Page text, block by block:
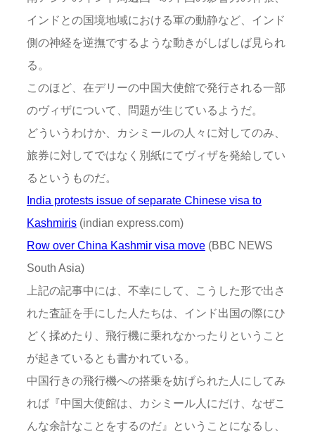
インドとの国境地域における軍の動静など、インド
側の神経を逆撫でするような動きがしばしば見られ
る。
このほど、在デリーの中国大使館で発行される一部
のヴィザについて、問題が生じているようだ。
どういうわけか、カシミールの人々に対してのみ、
旅券に対してではなく別紙にてヴィザを発給してい
るというものだ。
India protests issue of separate Chinese visa to
Kashmiris (indian express.com)
Row over China Kashmir visa move (BBC NEWS
South Asia)
上記の記事中には、不幸にして、こうした形で出さ
れた査証を手にした人たちは、インド出国の際にひ
どく揉めたり、飛行機に乗れなかったりということ
が起きているとも書かれている。
中国行きの飛行機への搭乗を妨げられた人にしてみ
れば『中国大使館は、カシミール人にだけ、なぜこ
んな余計なことをするのだ』ということになるし、